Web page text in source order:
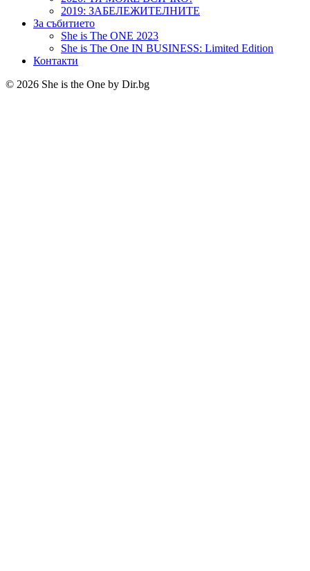
2019: ЗАБЕЛЕЖИТЕЛНИТЕ
За събитието
She is The ONE 2023
She is The One IN BUSINESS: Limited Edition
Контакти
© 2026 She is the One by Dir.bg